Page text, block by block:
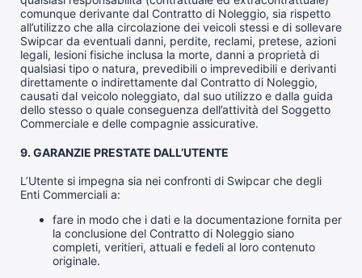
comunque derivante dal Contratto di Noleggio, sia rispetto
all’utilizzo che alla circolazione dei veicoli stessi e di sollevare
Swipcar da eventuali danni, perdite, reclami, pretese, azioni
legali, lesioni fisiche inclusa la morte, danni a proprietà di
qualsiasi tipo o natura, prevedibili o imprevedibili e derivanti
direttamente o indirettamente dal Contratto di Noleggio,
causati dal veicolo noleggiato, dal suo utilizzo e dalla guida
dello stesso o quale conseguenza dell’attività del Soggetto
Commerciale e delle compagnie assicurative.
9. GARANZIE PRESTATE DALL’UTENTE
L’Utente si impegna sia nei confronti di Swipcar che degli
Enti Commerciali a:
fare in modo che i dati e la documentazione fornita per
la conclusione del Contratto di Noleggio siano
completi, veritieri, attuali e fedeli al loro contenuto
originale.